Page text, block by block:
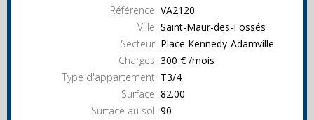
Référence VA2120
Ville Saint-Maur-des-Fossés
Secteur Place Kennedy-Adamville
Charges 300 € /mois
Type d'appartement T3/4
Surface 82.00
Surface au sol 90